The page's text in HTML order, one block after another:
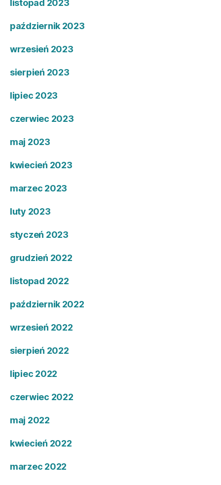
listopad 2023
październik 2023
wrzesień 2023
sierpień 2023
lipiec 2023
czerwiec 2023
maj 2023
kwiecień 2023
marzec 2023
luty 2023
styczeń 2023
grudzień 2022
listopad 2022
październik 2022
wrzesień 2022
sierpień 2022
lipiec 2022
czerwiec 2022
maj 2022
kwiecień 2022
marzec 2022